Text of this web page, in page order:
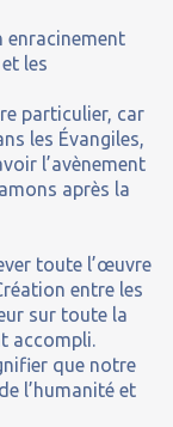
enracinement
les
particulier, car
les Évangiles,
l’avènement
après la
toute l’œuvre
entre les
sur toute la
accompli.
que notre
l’humanité et